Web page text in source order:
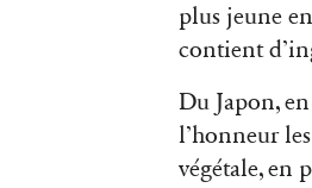
plus jeune
contient
Du Japon,
l’honneur
végétale, en